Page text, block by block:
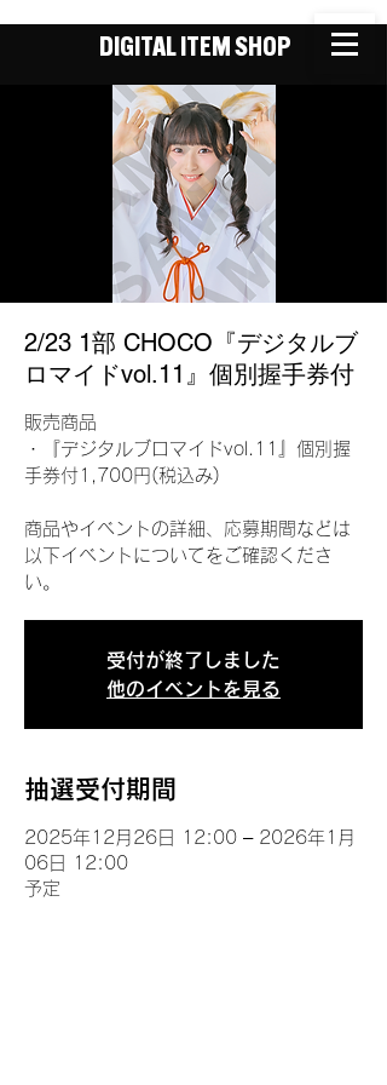
DIGITAL ITEM SHOP
2/23 1部 CHOCO『デジタルブ
ロマイドvol.11』個別握手券付
販売商品
・『デジタルブロマイドvol.11』個別握
手券付1,700円(税込み)
商品やイベントの詳細、応募期間などは
以下イベントについてをご確認くださ
い。
受付が終了しました
他のイベントを見る
抽選受付期間
2025年12月26日 12:00 – 2026年1月
06日 12:00
予定